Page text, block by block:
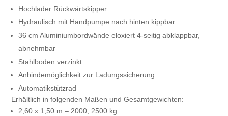
Hochlader Rückwärtskipper
Hydraulisch mit Handpumpe nach hinten kippbar
36 cm Aluminiumbordwände eloxiert 4-seitig abklappbar,
abnehmbar
Stahlboden verzinkt
Anbindemöglichkeit zur Ladungssicherung
Automatikstützrad
Erhältlich in folgenden Maßen und Gesamtgewichten:
2,60 x 1,50 m – 2000, 2500 kg